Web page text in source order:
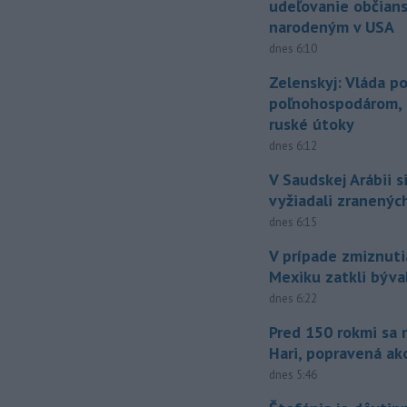
udeľovanie
narodeným v USA
dnes 6:10
Zelenskyj: Vláda
ruské útoky
dnes 6:12
V Saudskej Arábii
vyžiadali
dnes 6:15
V prípade
Mexiku zatkli
dnes 6:22
Pred 150 rokmi sa
Hari, popravená
dnes 5:46